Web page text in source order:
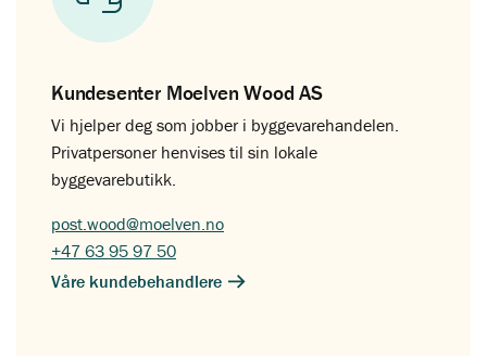
Kundesenter Moelven Wood AS
Vi hjelper deg som jobber i byggevarehandelen.
Privatpersoner henvises til sin lokale
byggevarebutikk.
post.wood@moelven.no
+47 63 95 97 50
Våre kundebehandlere